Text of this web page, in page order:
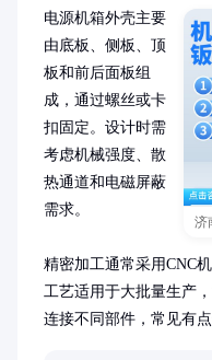
济
电源机箱外壳主要
由底板、侧板、顶
板和前后面板组
成，通过螺丝或卡
扣固定。设计时需
考虑机械强度、散
热通道和电磁屏蔽
需求。
精密加工通常采用CNC
工艺适用于大批量生产
连接不同部件，常见有点